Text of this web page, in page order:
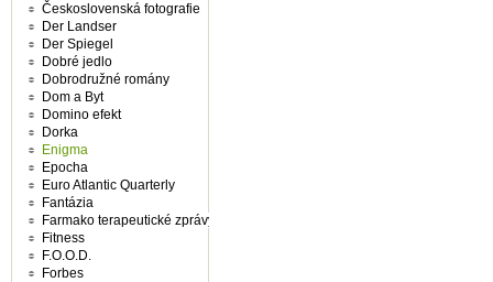
Československá fotografie
Der Landser
Der Spiegel
Dobré jedlo
Dobrodružné romány
Dom a Byt
Domino efekt
Dorka
Enigma
Epocha
Euro Atlantic Quarterly
Fantázia
Farmako terapeutické zprávy
Fitness
F.O.O.D.
Forbes